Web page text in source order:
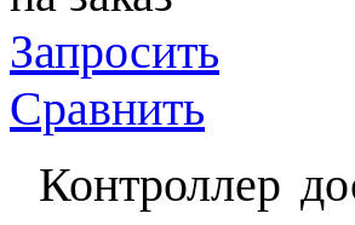
Запросить
Сравнить
Контроллер